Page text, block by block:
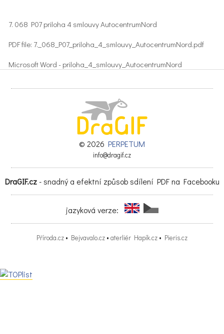
7. 068 P07 priloha 4 smlouvy AutocentrumNord
PDF file: 7._068_P07_priloha_4_smlouvy_AutocentrumNord.pdf
Microsoft Word - priloha_4_smlouvy_AutocentrumNord
© 2026 PERPETUM
info@dragif.cz
DraGIF.cz- snadný a efektní způsob sdílení PDF na Facebooku
jazyková verze:
Příroda.cz • Bejvavalo.cz • aterliér Hapík.cz • Pieris.cz